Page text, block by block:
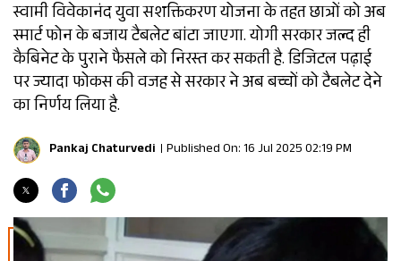
स्वामी विवेकानंद युवा सशक्तिकरण योजना के तहत छात्रों को अब
स्मार्ट फोन के बजाय टैबलेट बांटा जाएगा. योगी सरकार जल्द ही
कैबिनेट के पुराने फैसले को निरस्त कर सकती है. डिजिटल पढ़ाई
पर ज्यादा फोकस की वजह से सरकार ने अब बच्चों को टैबलेट देने
का निर्णय लिया है.
Pankaj Chaturvedi Published On: 16 Jul 2025 02:19 PM